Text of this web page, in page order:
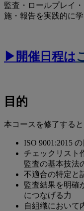
監査・ロールプレイ
施・報告を実践的に学
▶開催日程は
目的
本コースを修了する
ISO 9001:2015
チェックリスト
監査の基本技法
不適合の特定と
監査結果を明確
につなげる力
自組織において